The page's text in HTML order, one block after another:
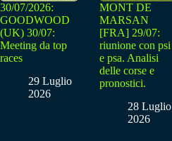
30/07/2026:
GOODWOOD
(UK) 30/07:
Meeting da top
races
29 Luglio
2026
MONT DE
MARSAN
[FRA] 29/07:
riunione con psi
e psa. Analisi
delle corse e
pronostici.
28 Luglio
2026